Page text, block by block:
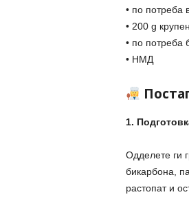
• по потреба
• 200 g
• по потреба
• НМД
1.
Одделете ги
бикарбона,
растопат и